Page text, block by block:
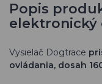
Popis
elektronický
Vysielač Dogtrace
ovládania, dosah